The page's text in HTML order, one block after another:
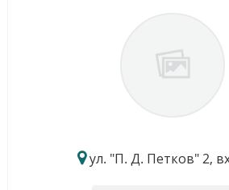
ул. "П. Д. Петков" 2,